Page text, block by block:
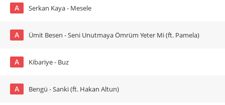
A Serkan Kaya - Mesele
A Ümit Besen - Seni Unutmaya Ömrüm Yeter Mi (ft. Pamela)
A Kibariye - Buz
A Bengü - Sanki (ft. Hakan Altun)